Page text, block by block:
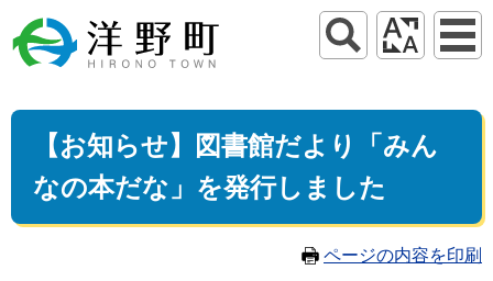
【お知らせ】図書館だより「みん
なの本だな」を発行しました
ページの内容を印刷